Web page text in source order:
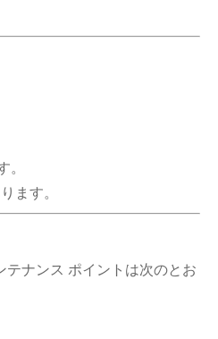
ます。
ナンス ポイントは次のとお